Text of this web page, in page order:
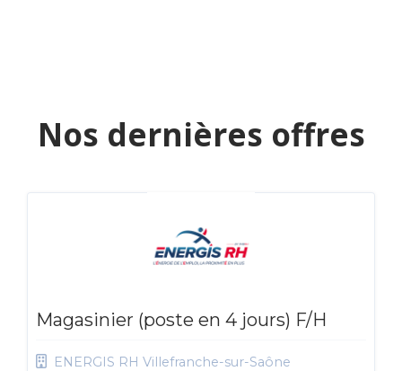
Nos dernières offres
Magasinier (poste en 4 jours) F/H
ENERGIS RH Villefranche-sur-Saône